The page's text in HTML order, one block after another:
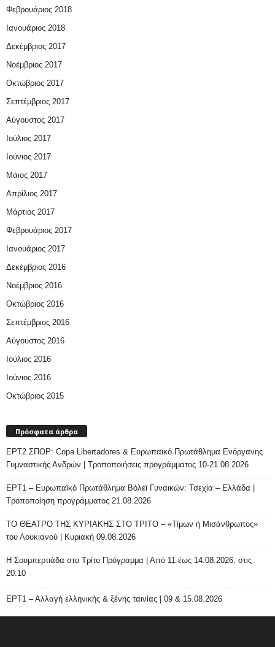
Φεβρουάριος 2018
Ιανουάριος 2018
Δεκέμβριος 2017
Νοέμβριος 2017
Οκτώβριος 2017
Σεπτέμβριος 2017
Αύγουστος 2017
Ιούλιος 2017
Ιούνιος 2017
Μάιος 2017
Απρίλιος 2017
Μάρτιος 2017
Φεβρουάριος 2017
Ιανουάριος 2017
Δεκέμβριος 2016
Νοέμβριος 2016
Οκτώβριος 2016
Σεπτέμβριος 2016
Αύγουστος 2016
Ιούλιος 2016
Ιούνιος 2016
Οκτώβριος 2015
Πρόσφατα άρθρα
ΕΡΤ2 ΣΠΟΡ: Copa Libertadores & Ευρωπαϊκό Πρωτάθλημα Ενόργανης
Γυμναστικής Ανδρών | Τροποποιήσεις προγράμματος 10-21.08.2026
ΕΡΤ1 – Ευρωπαϊκό Πρωτάθλημα Βόλεϊ Γυναικών: Τσεχία – Ελλάδα |
Τροποποίηση προγράμματος 21.08.2026
ΤΟ ΘΕΑΤΡΟ ΤΗΣ ΚΥΡΙΑΚΗΣ ΣΤΟ ΤΡΙΤΟ – «Τίμων ή Μισάνθρωπος»
του Λουκιανού | Κυριακή 09.08.2026
H Σουμπερτιάδα στο Τρίτο Πρόγραμμα | Από 11 έως 14.08.2026, στις
20:10
ΕΡΤ1 – Αλλαγή ελληνικής & ξένης ταινίας | 09 & 15.08.2026